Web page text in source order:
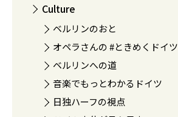
Culture
ベルリンのおと
オペラさんの #ときめくドイツ
ベルリンへの道
音楽でもっとわかるドイツ
日独ハーフの視点